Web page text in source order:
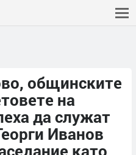
общинските
на
да служат
Иванов
като